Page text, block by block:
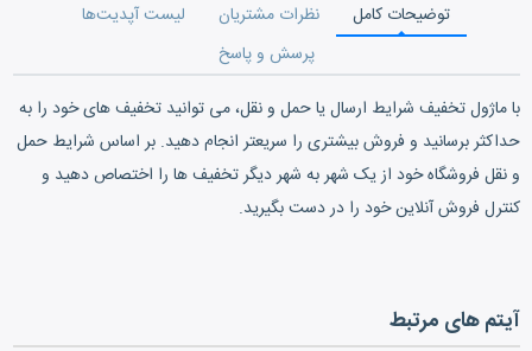
توضیحات کامل نظرات مشتریان
لیست آپدیت‌ها
پرسش و پاسخ
با ماژول تخفیف شرایط ارسال یا حمل و نقل، می توانید تخفیف های خود را به
حداکثر برسانید و فروش بیشتری را سریعتر انجام دهید. بر اساس شرایط حمل
و نقل فروشگاه خود از یک شهر به شهر دیگر تخفیف ها را اختصاص دهید و
کنترل فروش آنلاین خود را در دست بگیرید.
آیتم های مرتبط